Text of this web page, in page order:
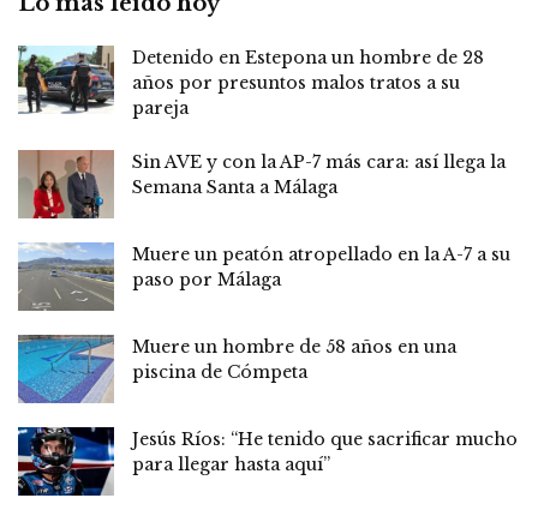
Detenido en Estepona un hombre de 28
años por presuntos malos tratos a su
pareja
Sin AVE y con la AP-7 más cara: así llega la
Semana Santa a Málaga
Muere un peatón atropellado en la A-7 a su
paso por Málaga
Muere un hombre de 58 años en una
piscina de Cómpeta
Jesús Ríos: “He tenido que sacrificar mucho
para llegar hasta aquí”